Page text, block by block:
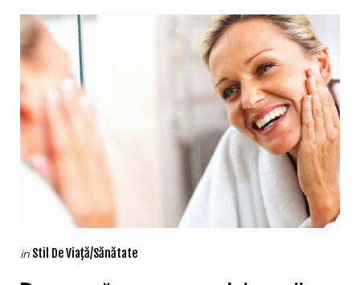
Categories
Posted
in Stil De Viaţă/Sănătate